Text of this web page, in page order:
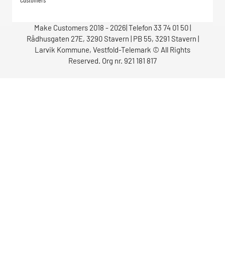
Make Customers 2018 - 2026| Telefon 33 74 01 50 |
Rådhusgaten 27E, 3290 Stavern | PB 55, 3291 Stavern |
Larvik Kommune, Vestfold-Telemark © All Rights
Reserved. Org nr. 921 181 817